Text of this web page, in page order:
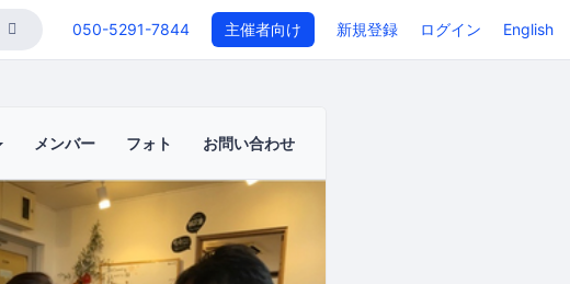
050-5291-7844 主催者向け 新規登録 ログイン English
メンバー フォト お問い合わせ